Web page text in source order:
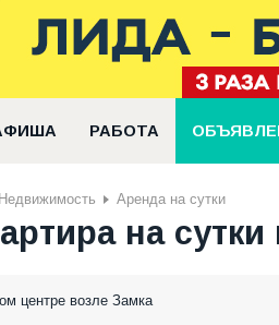
РАБОТА
Недвижимость Аренда на сутки
на
центре возле Замка